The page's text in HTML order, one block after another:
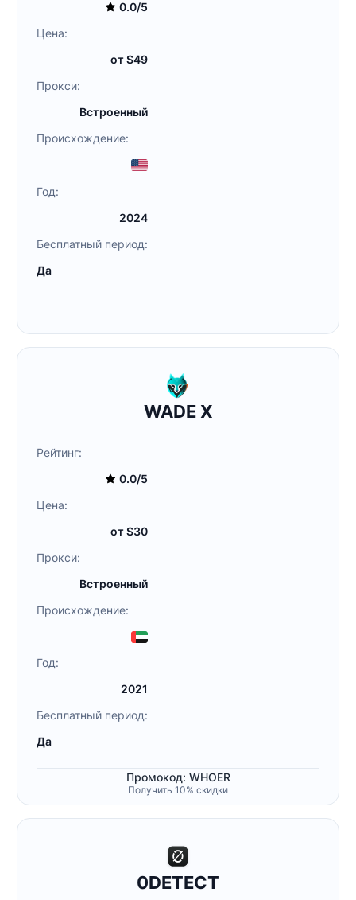
0.0/5
Цена:
от $49
Прокси:
Встроенный
Происхождение:
Год:
2024
Бесплатный период:
Да
WADE X
Рейтинг:
0.0/5
Цена:
от $30
Прокси:
Встроенный
Происхождение:
Год:
2021
Бесплатный период:
Да
Промокод: WHOER
Получить 10% скидки
0DETECT